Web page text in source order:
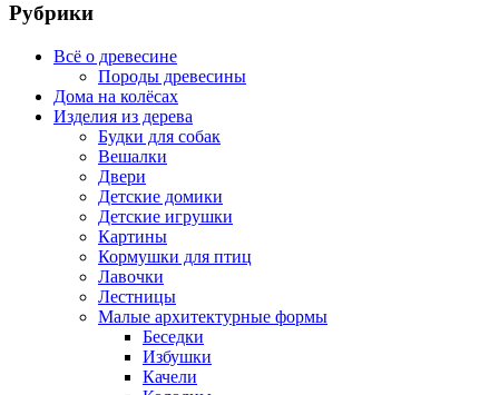
Рубрики
Всё о древесине
Породы древесины
Дома на колёсах
Изделия из дерева
Будки для собак
Вешалки
Двери
Детские домики
Детские игрушки
Картины
Кормушки для птиц
Лавочки
Лестницы
Малые архитектурные формы
Беседки
Избушки
Качели